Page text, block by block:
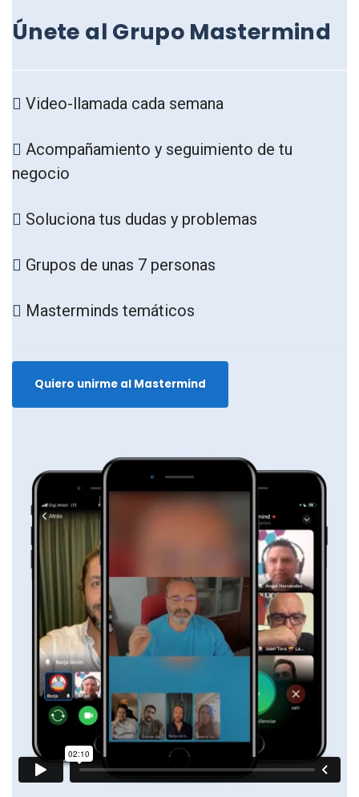
Únete al Grupo Mastermind
Video-llamada cada semana
Acompañamiento y seguimiento de tu
negocio
Soluciona tus dudas y problemas
Grupos de unas 7 personas
Masterminds temáticos
Quiero unirme al Mastermind